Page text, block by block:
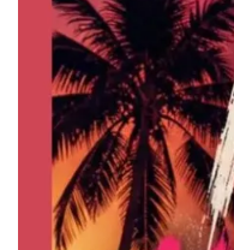
Ustanowienie
Frydeckiej
Jaworzynka
5.17 km